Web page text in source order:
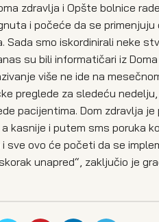
zdravlja i Opšte bolnice
i počeće da se primenjuju
smo iskordinirali neke
su bili informatičari iz
više ne ide na
za sledeću nedelju,
pacijentima. Dom zdravlja je
i putem sms poruka
ovo će početi da se
unapred“, zaključio je